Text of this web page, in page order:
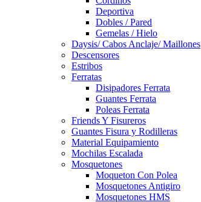
Deportiva
Dobles / Pared
Gemelas / Hielo
Daysis/ Cabos Anclaje/ Maillones
Descensores
Estribos
Ferratas
Disipadores Ferrata
Guantes Ferrata
Poleas Ferrata
Friends Y Fisureros
Guantes Fisura y Rodilleras
Material Equipamiento
Mochilas Escalada
Mosquetones
Moqueton Con Polea
Mosquetones Antigiro
Mosquetones HMS